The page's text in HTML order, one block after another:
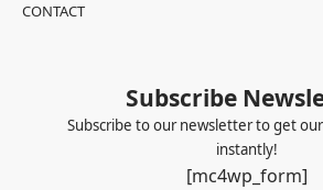
CONTACT
Subscribe
Subscribe to our newsletter to get
instantly!
[mc4wp_form]